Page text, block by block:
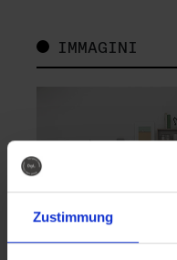
Zustimmung
IMMAGINI